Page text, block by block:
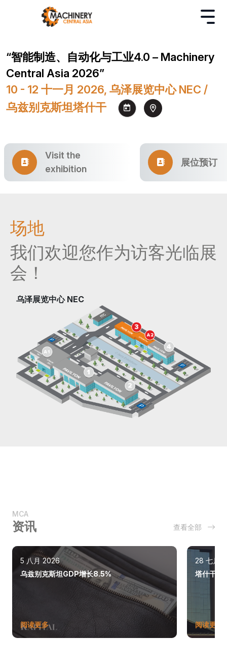
“智能制造、自动化与工业4.0 – Machinery
Central Asia 2026”
10 - 12 十一月 2026, 乌泽展览中心 NEC /
乌兹别克斯坦塔什干
Visit the
exhibition
展位预订
场地
我们欢迎您作为访客光临展
会！
乌泽展览中心 NEC
MCA
资讯 查看全部
5 八月 2026
乌兹别克斯坦GDP增长8.5%
阅读更多
28 七月
塔什干巩
阅读更多